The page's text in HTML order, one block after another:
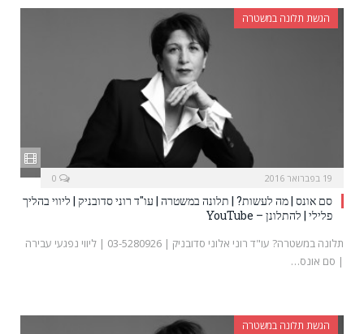
הגשת תלונה במשטרה
19 בפברואר 2016
סם אונס | מה לעשות? | תלונה במשטרה | עו"ד רוני סדובניק | ליווי בהליך
פלילי | להתלונן – YouTube
תלונה במשטרה? עו"ד רוני אלוני סדובניק | 03-5280926 | ליווי נפגעי עבירה
| סם אונס…
הגשת תלונה במשטרה